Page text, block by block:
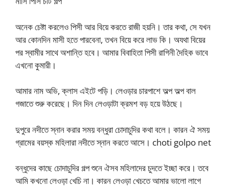
অনেক চেষ্টা করলেও পিসী আর বিয়ে করতে রাজী হয়নি। তার কথা, সে যখন
আর কোনদিন মাসী হতে পারবেনা, তখন বিয়ে করে লাভ কি। অযথা বিয়ের
পর স্বামীর সাথে অশান্তি হবে। আমার বিবাহিতা পিসী রাগিনী দৈহিক ভাবে
এখনো কুমারী।
আমার নাম অভি, ক্লাস এইটে পড়ি। লেওড়ার চারপাশে অল্প অল্প বাল
গজাতে শুরু করেছে। দিন দিন লেওড়াটা ক্রমশ বড় হয়ে উঠছে।
দুপুরে নদীতে স্নান করার সময় বন্ধুরা চোদাচুদির কথা বলে। কারন ঐ সময়
গ্রামের বয়স্ক মহিলারা নদীতে স্নান করতে আসে। choti golpo net
বন্ধুদের কাছে চোদাচুদির গল্প শুনে ঐসব মহিলাদের চুদতে ইচ্ছা করে। তবে
আমি কখনো লেওড়া খেচি না। কারন লেওড়া খেচতে আমার ভালো লাগে